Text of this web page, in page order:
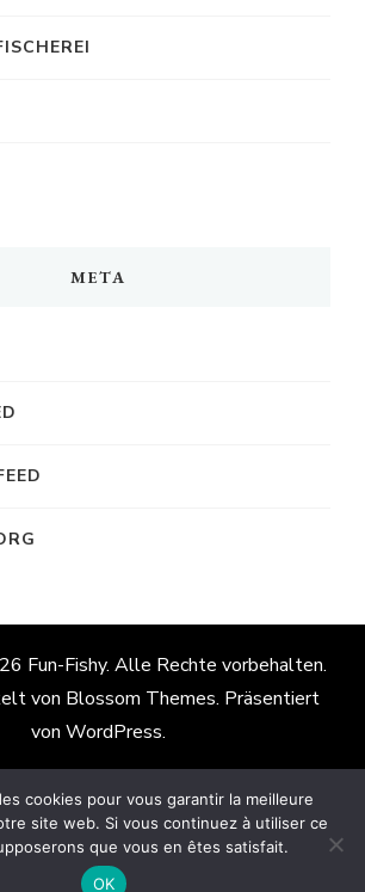
META
Fun-Fishy. Alle Rechte vorbehalten.
von Blossom Themes. Präsentiert
von WordPress.
Englisch
Deutsch
Spanisch
cookies pour vous garantir la meilleure
site web. Si vous continuez à utiliser ce
que vous en êtes satisfait.
OK